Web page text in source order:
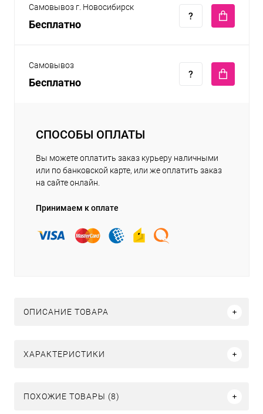
Самовывоз г. Новосибирск
Бесплатно
Самовывоз
Бесплатно
СПОСОБЫ ОПЛАТЫ
Вы можете оплатить заказ курьеру наличными
или по банковской карте, или же оплатить заказ
на сайте онлайн.
Принимаем к оплате
ОПИСАНИЕ ТОВАРА
ХАРАКТЕРИСТИКИ
ПОХОЖИЕ ТОВАРЫ (8)